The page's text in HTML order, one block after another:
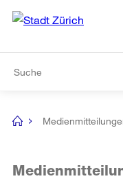
Navigation
[no